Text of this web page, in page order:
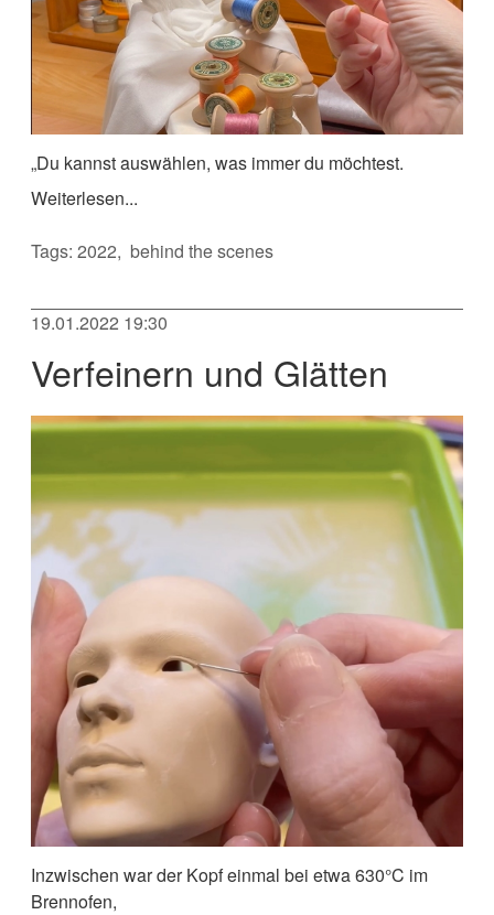
„Du kannst auswählen, was immer du möchtest.
Weiterlesen...
Tags:2022 behind the scenes
19.01.2022 19:30
Verfeinern und Glätten
Inzwischen war der Kopf einmal bei etwa 630°C im
Brennofen,